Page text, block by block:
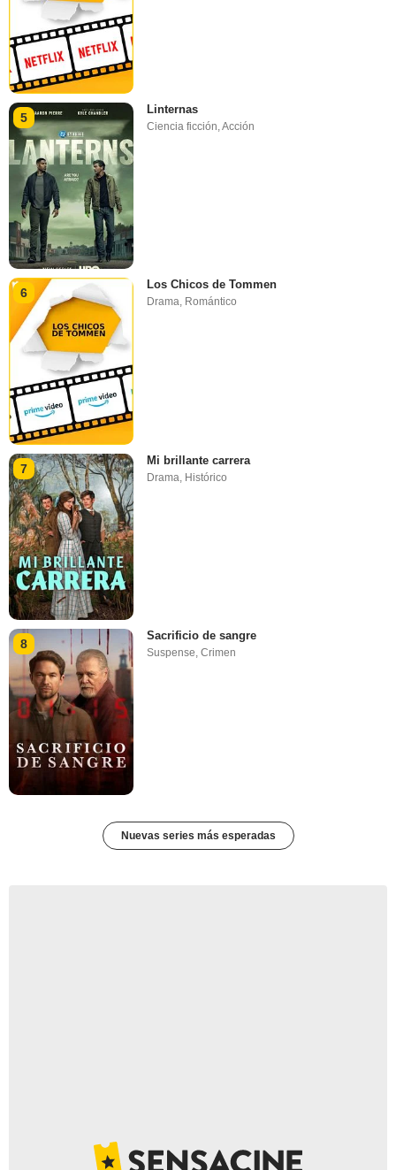
5
Linternas
Ciencia ficción,Acción
6
Los Chicos de Tommen
Drama, Romántico
7
Mi brillante carrera
Drama Histórico
8
Sacrificio de sangre
Suspense,Crimen
Nuevas series más esperadas